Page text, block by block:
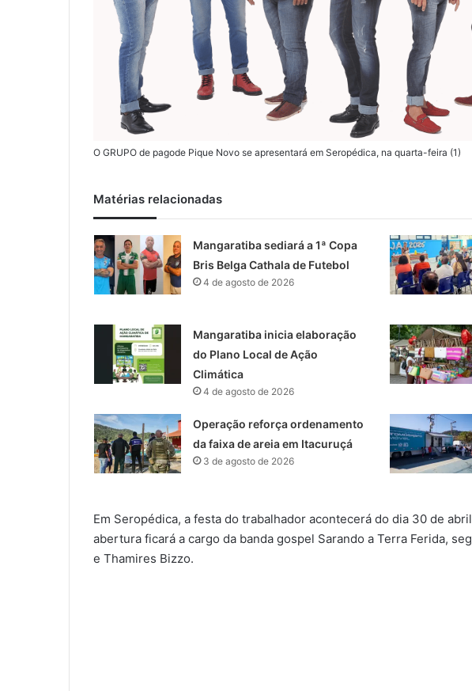
O GRUPO de pagode Pique Novo se apresentará em Seropédica, na quarta-feira (1)
Matérias relacionadas
Mangaratiba sediará a 1ª Copa
Bris Belga Cathala de Futebol
4 de agosto de 2026
Mangaratiba inicia elaboração
do Plano Local de Ação
Climática
4 de agosto de 2026
Operação reforça ordenamento
da faixa de areia em Itacuruçá
3 de agosto de 2026
Em Seropédica, a festa do trabalhador acontecerá do dia 30 de
abertura ficará a cargo da banda gospel Sarando a Terra Ferida,
e Thamires Bizzo.